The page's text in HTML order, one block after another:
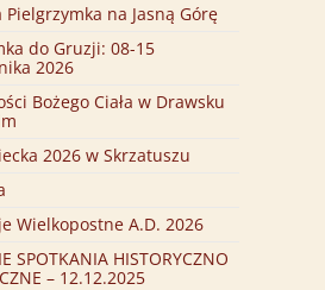
Pielgrzymka na Jasną Górę
do Gruzji: 08-15
2026
Bożego Ciała w Drawsku
2026 w Skrzatuszu
Wielkopostne A.D. 2026
SPOTKANIA HISTORYCZNO
– 12.12.2025